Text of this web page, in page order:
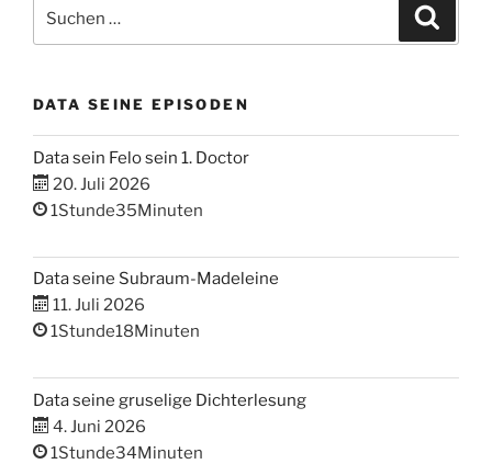
nach:
DATA SEINE EPISODEN
Data sein Felo sein 1. Doctor
20. Juli 2026
1Stunde35Minuten
Data seine Subraum-Madeleine
11. Juli 2026
1Stunde18Minuten
Data seine gruselige Dichterlesung
4. Juni 2026
1Stunde34Minuten